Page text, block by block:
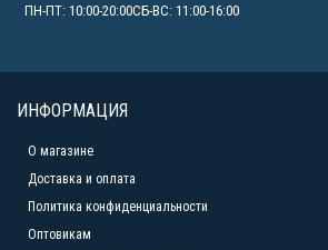
ПН-ПТ: 10:00-20:00СБ-ВС: 11:00-16:00
ИНФОРМАЦИЯ
О магазине
Доставка и оплата
Политика конфиденциальности
Оптовикам